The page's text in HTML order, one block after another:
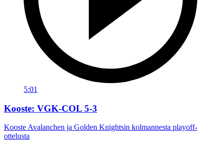
5:01
Kooste: VGK-COL 5-3
Kooste Avalanchen ja Golden Knightsin kolmannesta playoff-
ottelusta